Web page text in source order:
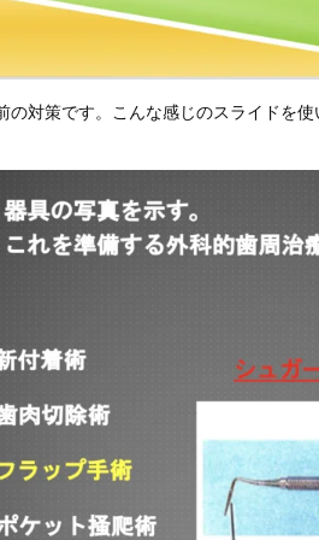
の対策です。こんな感じのスライドを使